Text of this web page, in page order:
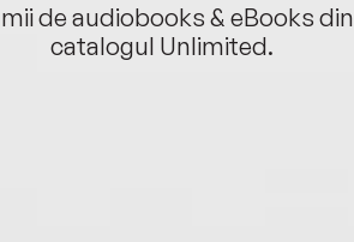
de audiobooks & eBooks din
catalogul Unlimited.